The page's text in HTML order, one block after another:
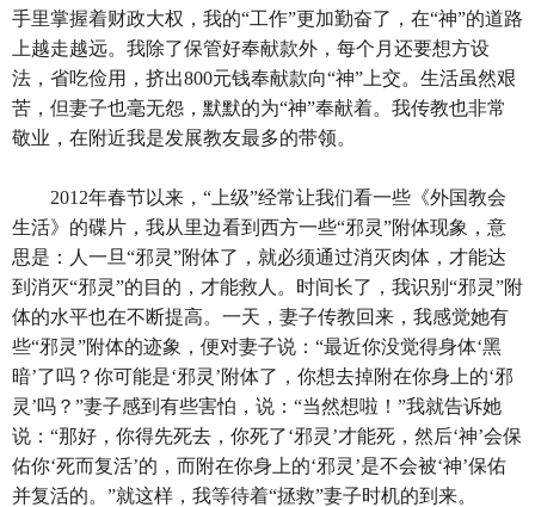
手里掌握着财政大权，我的“工作”更加勤奋了，在“神”的道路
上越走越远。我除了保管好奉献款外，每个月还要想方设
法，省吃俭用，挤出800元钱奉献款向“神”上交。生活虽然艰
苦，但妻子也毫无怨，默默的为“神”奉献着。我传教也非常
敬业，在附近我是发展教友最多的带领。
2012年春节以来，“上级”经常让我们看一些《外国教会
生活》的碟片，我从里边看到西方一些“邪灵”附体现象，意
思是：人一旦“邪灵”附体了，就必须通过消灭肉体，才能达
到消灭“邪灵”的目的，才能救人。时间长了，我识别“邪灵”附
体的水平也在不断提高。一天，妻子传教回来，我感觉她有
些“邪灵”附体的迹象，便对妻子说：“最近你没觉得身体‘黑
暗’了吗？你可能是‘邪灵’附体了，你想去掉附在你身上的‘邪
灵’吗？”妻子感到有些害怕，说：“当然想啦！”我就告诉她
说：“那好，你得先死去，你死了‘邪灵’才能死，然后‘神’会保
佑你‘死而复活’的，而附在你身上的‘邪灵’是不会被‘神’保佑
并复活的。”就这样，我等待着“拯救”妻子时机的到来。